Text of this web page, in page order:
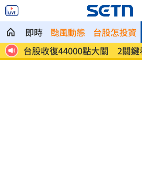
即時 颱風動態 台股怎投資
台股收復44000點大關 2關鍵
展